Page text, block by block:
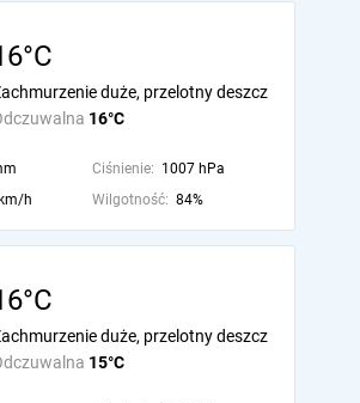
16°C
duże, przelotny deszcz
Ciśnienie: 1007 hPa
h Wilgotność: 84%
15°C
duże, przelotny deszcz